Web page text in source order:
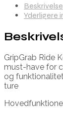
Beskrivelse
Yderligere
GripGrab Ride
must-have for
og
ture